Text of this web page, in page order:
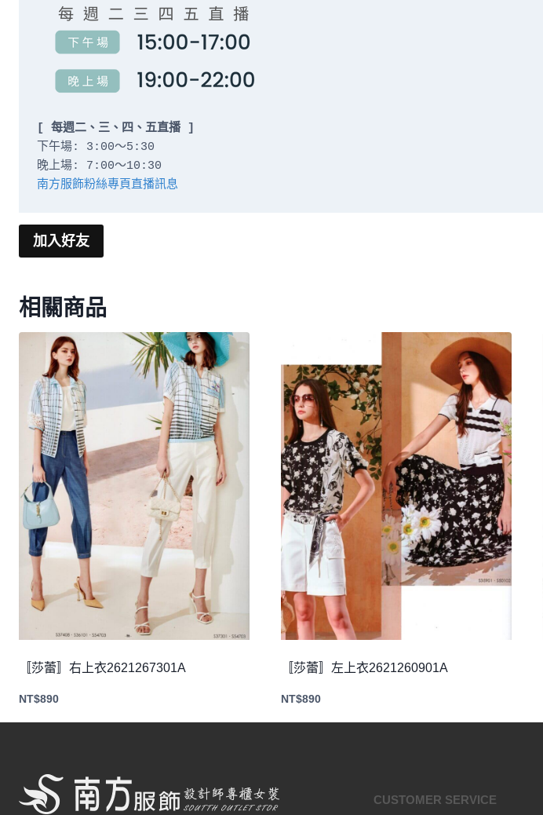
[ 每週二、三、四、五直播 ]
下午場: 3:00～5:30
南方服飾粉絲專頁直播訊息
加入好友
相關商品
〚莎蕾〛右上衣2621267301A
NT$890
〚莎蕾〛左上衣2621260901A
NT$890
CUSTOMER SERVICE